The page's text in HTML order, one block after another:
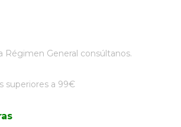
Régimen General consúltanos.
superiores a 99€